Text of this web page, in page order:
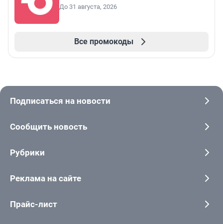
До 31 августа, 2026
Все промокоды
Подписаться на новости
Сообщить новость
Рубрики
Реклама на сайте
Прайс-лист